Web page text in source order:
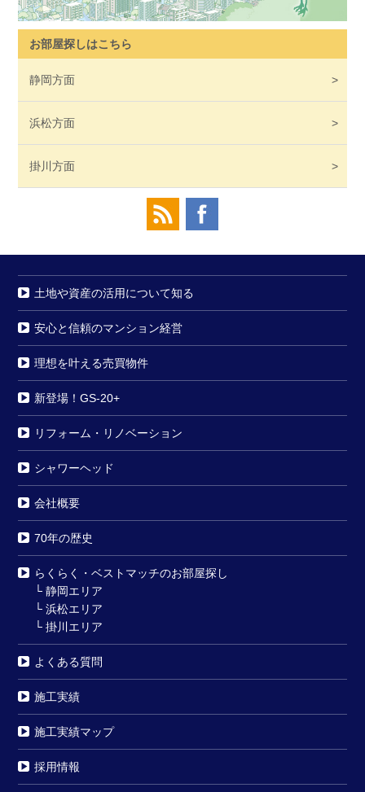
お部屋探しはこちら
静岡方面
浜松方面
掛川方面
土地や資産の活用について知る
安心と信頼のマンション経営
理想を叶える売買物件
新登場！GS-20+
リフォーム・リノベーション
シャワーヘッド
会社概要
70年の歴史
らくらく・ベストマッチのお部屋探し
└静岡エリア
└浜松エリア
└掛川エリア
よくある質問
施工実績
施工実績マップ
採用情報